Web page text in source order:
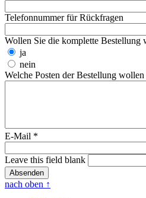
Telefonnummer für Rückfragen
Wollen Sie die komplette Bestellung
ja
nein
Welche Posten der Bestellung
E-Mail *
Leave this field blank
nach oben ↑